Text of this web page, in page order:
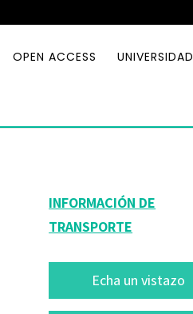
OPEN ACCESS UNIVERSIDAD
INFORMACIÓN DE
TRANSPORTE
Echa un vistazo